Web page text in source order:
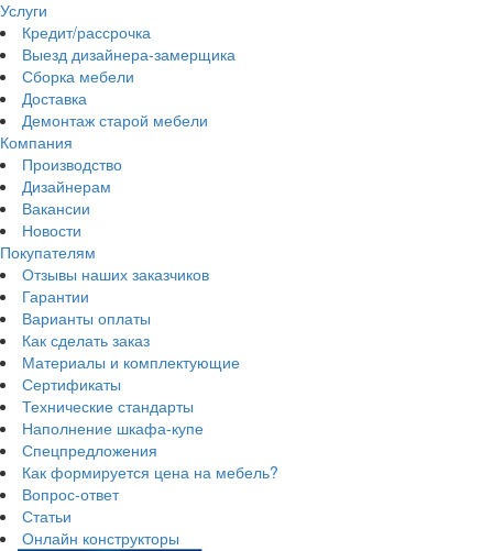
Услуги
Кредит/рассрочка
Выезд дизайнера-замерщика
Сборка мебели
Доставка
Демонтаж старой мебели
Компания
Производство
Дизайнерам
Вакансии
Новости
Покупателям
Отзывы наших заказчиков
Гарантии
Варианты оплаты
Как сделать заказ
Материалы и комплектующие
Сертификаты
Технические стандарты
Наполнение шкафа-купе
Спецпредложения
Как формируется цена на мебель?
Вопрос-ответ
Статьи
Онлайн конструкторы